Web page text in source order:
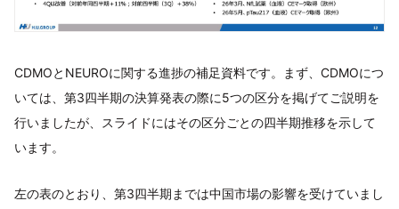
CDMOとNEUROに関する進捗の補足資料です。まず、CDMOにつ
いては、第3四半期の決算発表の際に5つの区分を掲げてご説明を
行いましたが、スライドにはその区分ごとの四半期推移を示して
います。
左の表のとおり、第3四半期までは中国市場の影響を受けていまし